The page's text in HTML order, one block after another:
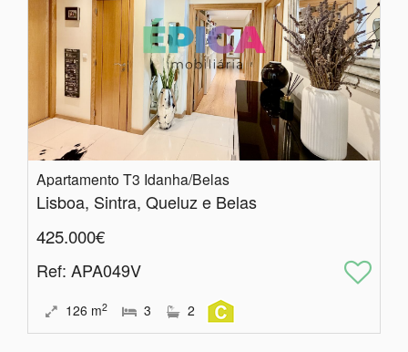
Apartamento T3 Idanha/Belas
Lisboa, Sintra, Queluz e Belas
425.000€
Ref: APA049V
126 m2 3 2